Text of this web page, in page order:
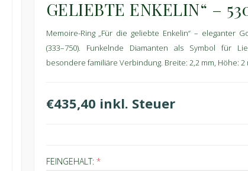
GELIEBTE ENKELIN“ –
Memoire-Ring „Für die geliebte Enkelin“ – eleganter
(333–750). Funkelnde Diamanten als Symbol für
besondere familiäre Verbindung. Breite: 2,2 mm, Höhe: 2
€435,40 inkl. Steuer
FEINGEHALT: *